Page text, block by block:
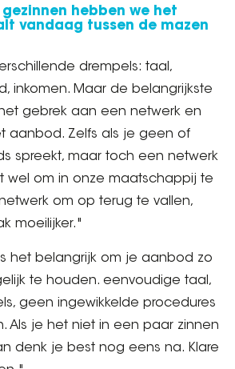
gezinnen hebben we het
vandaag tussen de mazen
drempels: taal,
inkomen. Maar de belangrijkste
gebrek aan een netwerk en
aanbod. Zelfs als je geen of
spreekt, maar toch een netwerk
wel om in onze maatschappij te
om op terug te vallen,
moeilijker."
het belangrijk om je aanbod zo
te houden. eenvoudige taal,
geen ingewikkelde procedures
Als je het niet in een paar zinnen
denk je best nog eens na. Klare